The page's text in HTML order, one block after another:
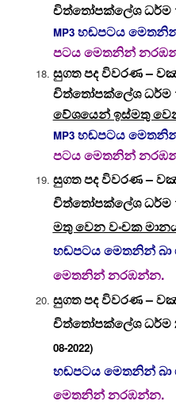
චිත්තෝපක්ලේශ ධර්ම
MP3 හඬපටය
පටය මෙතනින්
සුගත පද විවරණ –
චිත්තෝපක්ලේශ ධර්ම
වේශයෙන් ඉස්මතු
MP3හඬපටය
පටය මෙතනින්
සුගත පද විවරණ –
චිත්තෝපක්ලේශ ධර්ම
මතු වෙන වංචක
හඬපටය මෙතනින්
මෙතනින් නරඹන්න.
සුගත පද විවරණ –
චිත්තෝපක්ලේශ ධර්ම
08-2022)
හඬපටය මෙතනින්
මෙතනින් නරඹන්න.